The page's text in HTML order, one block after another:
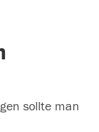
sollte man